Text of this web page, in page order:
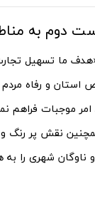
دوم به
«هدف ما تسهیل
استان و رفاه
موجبات فراهم
نقش پر رنگ و
شهری را به